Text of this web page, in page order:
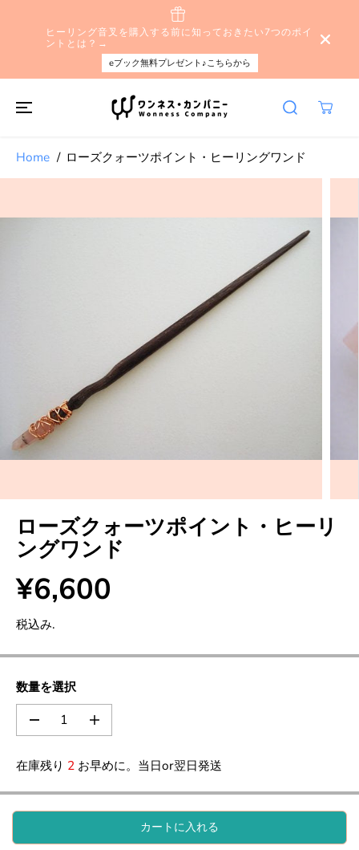
ヒーリング音叉を購入する前に知っておきたい7つのポイ
ントとは？→
eブック無料プレゼント♪こちらから
Home ローズクォーツポイント・ヒーリングワンド
ローズクォーツポイント・ヒーリ
ングワンド
通
常
格
¥6,600
税込み.
数量を選択
数
を
ら
す
ロ
の
数
を
や
す
ロ
在庫残り 2 お早めに。当日or翌日発送
カートに入れる